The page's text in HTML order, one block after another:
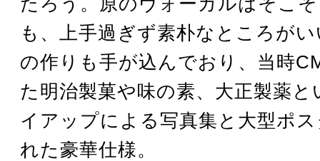
も、上手過ぎず素朴なところが
の作りも手が込んでおり、当時
た明治製菓や味の素、大正製薬と
イアップによる写真集と大型ポ
れた豪華仕様。